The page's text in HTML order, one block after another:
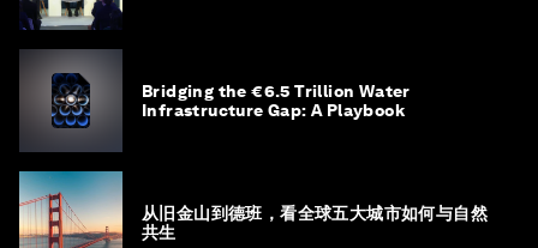
Bridging the €6.5 Trillion Water
Infrastructure Gap: A Playbook
从旧金山到德班，看全球五大城市如何与自然
共生